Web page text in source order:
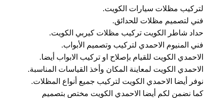
لتركيب مظلات سيارات الكويت.
فني لتصميم مظلات للحدائق.
حداد شاطر الكويت تركيب مظلات كيربي الكويت.
فني المنيوم الاحمدي لتركيب وتصميم الأبواب.
الاحمدي الكويت للقيام بإصلاح او تركيب الابواب أيضا.
الاحمدي الكويت لمعاينة المكان وأخذ القياسات المناسبة.
نوفر أيضا الاحمدي الكويت لتركيب جميع أنواع المظلات.
كما نضمن لكم أيضا الاحمدي الكويت مختص بتصميم